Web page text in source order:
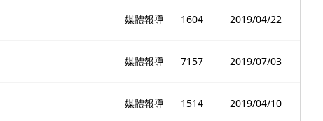
媒體報導 1604 2019/04/22
媒體報導 7157 2019/07/03
媒體報導 1514 2019/04/10